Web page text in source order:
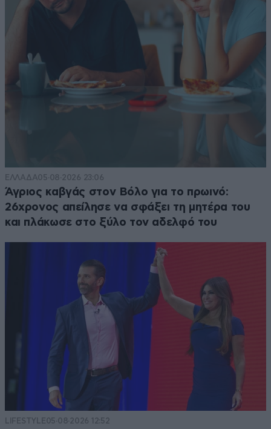
ΕΛΛΑΔΑ05·08·2026 23:06
Άγριος καβγάς στον Βόλο για το πρωινό:
26χρονος απείλησε να σφάξει τη μητέρα του
και πλάκωσε στο ξύλο τον αδελφό του
LIFESTYLE05·08·2026 12:52